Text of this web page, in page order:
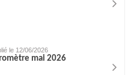
le 12/06/2026
mai 2026